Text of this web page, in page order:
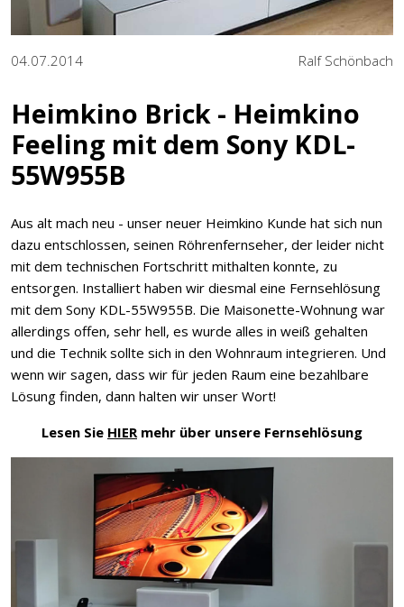
04.07.2014 Ralf Schönbach
Heimkino Brick - Heimkino
Feeling mit dem Sony KDL-
55W955B
Aus alt mach neu - unser neuer Heimkino Kunde hat sich nun
dazu entschlossen, seinen Röhrenfernseher, der leider nicht
mit dem technischen Fortschritt mithalten konnte, zu
entsorgen. Installiert haben wir diesmal eine Fernsehlösung
mit dem Sony KDL-55W955B. Die Maisonette-Wohnung war
allerdings offen, sehr hell, es wurde alles in weiß gehalten
und die Technik sollte sich in den Wohnraum integrieren. Und
wenn wir sagen, dass wir für jeden Raum eine bezahlbare
Lösung finden, dann halten wir unser Wort!
Lesen Sie HIER mehr über unsere Fernsehlösung